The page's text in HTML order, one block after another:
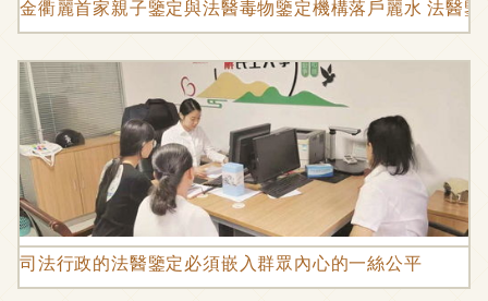
金衢麗首家親子鑒定與法醫毒物鑒定機構落戶麗水 法醫
司法行政的法醫鑒定必須嵌入群眾內心的一絲公平